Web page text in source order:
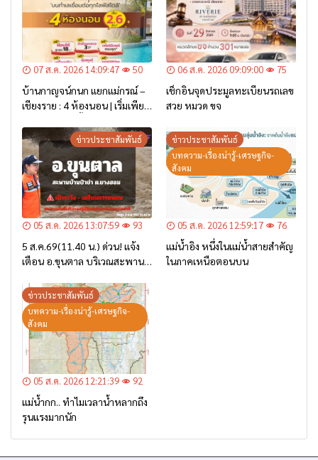
07 ส.ค. 2026 14:09:47 50
บ้านกาญจน์กนก แยกแม่กรณ์ –
เชียงราย : 4 ห้องนอน | เริ่มเพียง
06 ส.ค. 2026 09:09:00 75
เช็กอินจุดประมูลทะเบียนรถเลข
สวย หมวด ขจ
ข่าวประชาสัมพันธ์
05 ส.ค. 2026 13:07:59 93
5 ส.ค.69(11.40 น.) ด่วน! แจ้ง
เตือน อ.ขุนตาล บริเวณสะพาน
– เตรียมการอพยพ”
ข่าวประชาสัมพันธ์
บทความ-เรื่องน่ารู้-เศรษฐกิจ-
สังคม
05 ส.ค. 2026 12:59:17 76
แม่น้ำอิง หนึ่งในแม่น้ำสายสำคัญ
ในภาคเหนือตอนบน
ข่าวประชาสัมพันธ์
บทความ-เรื่องน่ารู้-เศรษฐกิจ-
สังคม
05 ส.ค. 2026 12:21:39 92
แม่น้ำกก.. ทำไมเวลาน้ำหลากถึง
รุนแรงมากนัก